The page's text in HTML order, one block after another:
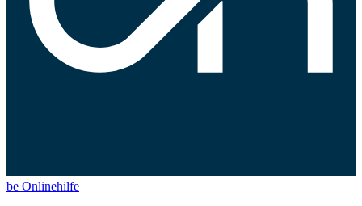
be Onlinehilfe